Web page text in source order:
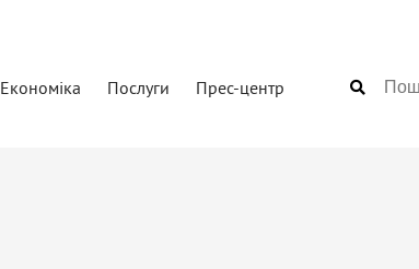
Економіка Послуги Прес-центр